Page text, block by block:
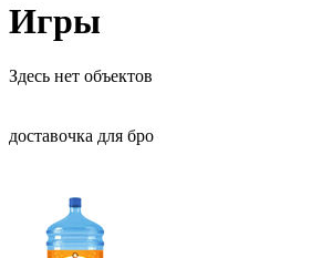
Игры
Здесь нет объектов
доставочка для бро